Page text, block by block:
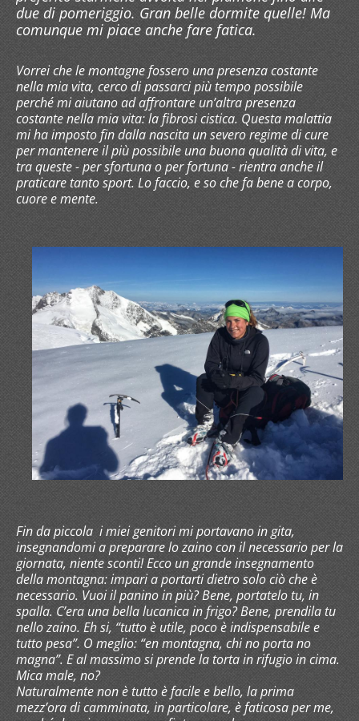
due di pomeriggio. Gran belle dormite quelle! Ma
comunque mi piace anche fare fatica.
Vorrei che le montagne fossero una presenza costante
nella mia vita, cerco di passarci più tempo possibile
perché mi aiutano ad affrontare un’altra presenza
costante nella mia vita: la fibrosi cistica. Questa malattia
mi ha imposto fin dalla nascita un severo regime di cure
per mantenere il più possibile una buona qualità di vita, e
tra queste - per sfortuna o per fortuna - rientra anche il
praticare tanto sport. Lo faccio, e so che fa bene a corpo,
cuore e mente.
Fin da piccola i miei genitori mi portavano in gita,
insegnandomi a preparare lo zaino con il necessario per la
giornata, niente sconti! Ecco un grande insegnamento
della montagna: impari a portarti dietro solo ciò che è
necessario. Vuoi il panino in più? Bene, portatelo tu, in
spalla. C’era una bella lucanica in frigo? Bene, prendila tu
nello zaino. Eh si, “tutto è utile, poco è indispensabile e
tutto pesa”. O meglio: “en montagna, chi no porta no
magna”. E al massimo si prende la torta in rifugio in cima.
Mica male, no?
Naturalmente non è tutto è facile e bello, la prima
mezz’ora di camminata, in particolare, è faticosa per me,